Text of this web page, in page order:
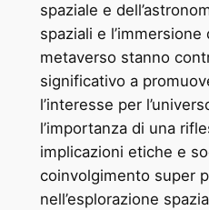
spaziale e
spaziali e
metaverso stanno
significativo a
l’interesse per
l’importanza di una
implicazioni etiche e
coinvolgimento super
nell’esplorazione